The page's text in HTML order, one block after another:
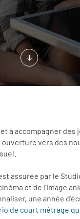
à accompagner
vers des
assurée par le
et de l’image
une année
de court métrage